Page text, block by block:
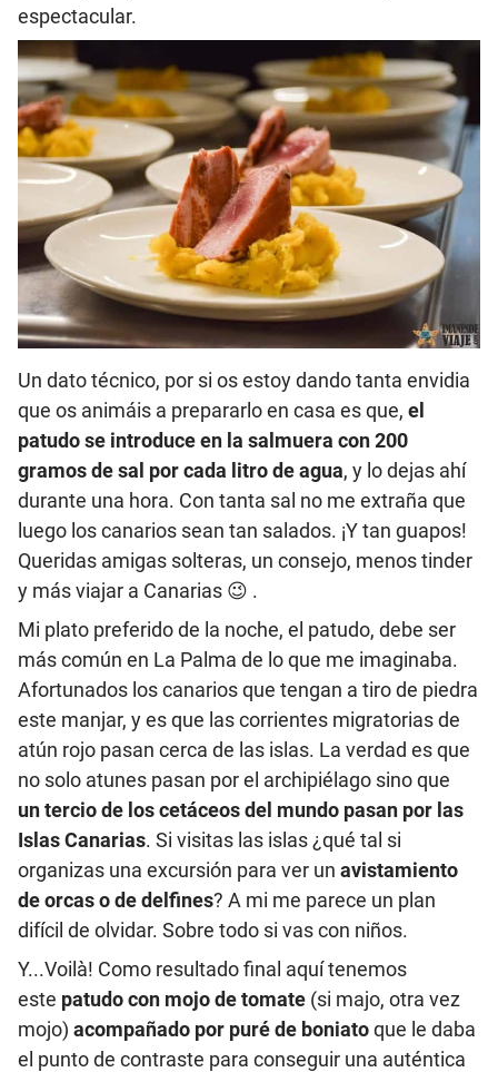
espectacular.
Un dato técnico, por si os estoy dando tanta envidia
que os animáis a prepararlo en casa es que, el
patudo se introduce en la salmuera con 200
gramos de sal por cada litro de agua, y lo dejas ahí
durante una hora. Con tanta sal no me extraña que
luego los canarios sean tan salados. ¡Y tan guapos!
Queridas amigas solteras, un consejo, menos tinder
y más viajar a Canarias 😉 .
Mi plato preferido de la noche, el patudo, debe ser
más común en La Palma de lo que me imaginaba.
Afortunados los canarios que tengan a tiro de piedra
este manjar, y es que las corrientes migratorias de
atún rojo pasan cerca de las islas. La verdad es que
no solo atunes pasan por el archipiélago sino que
un tercio de los cetáceos del mundo pasan por las
Islas Canarias. Si visitas las islas ¿qué tal si
organizas una excursión para ver un avistamiento
de orcas o de delfines? A mi me parece un plan
difícil de olvidar. Sobre todo si vas con niños.
Y...Voilà! Como resultado final aquí tenemos
este patudo con mojo de tomate (si majo, otra vez
mojo) acompañado por puré de boniatoque le daba
el punto de contraste para conseguir una auténtica